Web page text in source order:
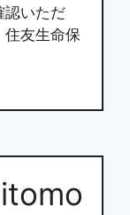
認いただ
住友生命保